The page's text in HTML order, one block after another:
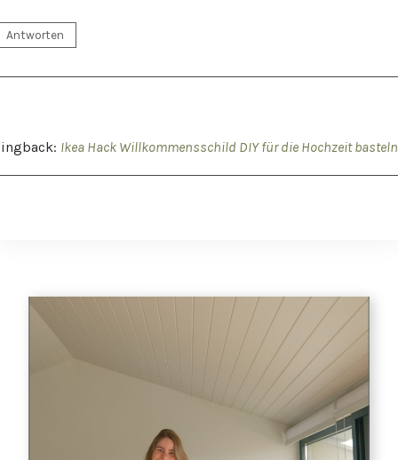
Antworten
Ikea Hack Willkommensschild DIY für die Hochzeit